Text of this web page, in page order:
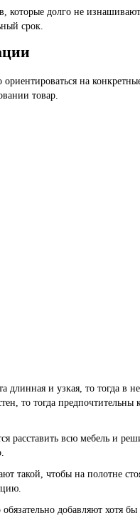
которые долго не
срок.
на
товар.
и узкая, то тогда в
то тогда предпочтительны
расставить всю мебель и
такой, чтобы на полотне
добавляют хотя